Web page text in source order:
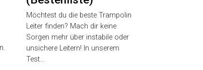
Test: Die 5 besten
(Bestenliste)
Möchtest du die beste Trampolin
Leiter finden? Mach dir keine
Sorgen mehr über instabile oder